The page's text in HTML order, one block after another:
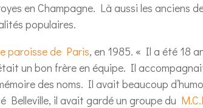
en Champagne. Là aussi les anciens
populaires.
paroisse de Paris, en 1985. « Il a été 18
un bon frère en équipe. Il
des noms. Il avait beaucoup
Belleville, il avait gardé un groupe du